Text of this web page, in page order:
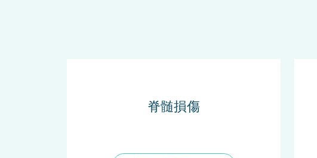
脊髄損傷